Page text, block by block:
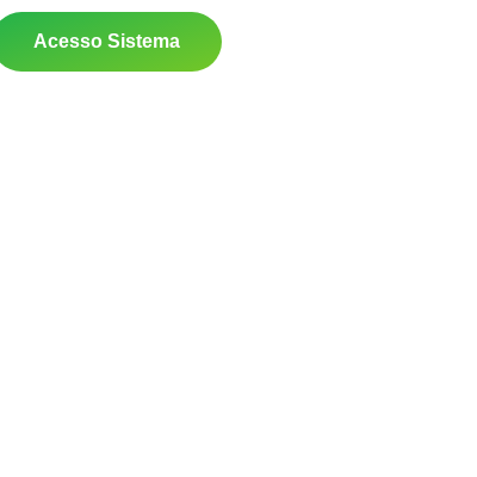
Acesso Sistema